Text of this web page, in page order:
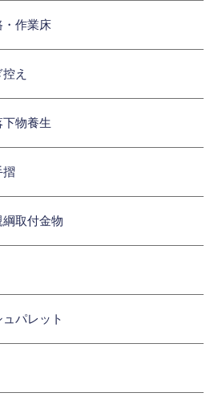
・作業床
え
物養生
摺
取付金物
パレット